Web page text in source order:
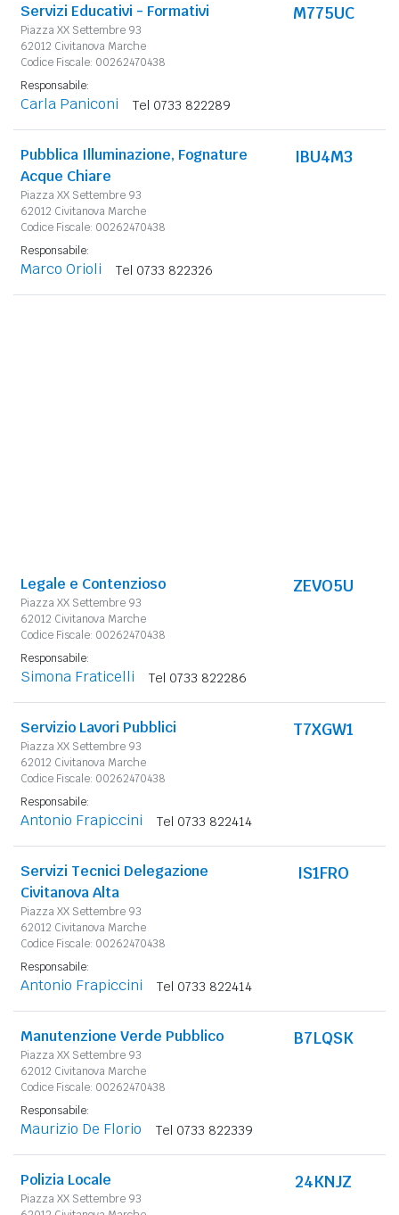
Servizi Educativi - Formativi
Piazza XX Settembre 93
62012 Civitanova Marche
Codice Fiscale: 00262470438
M775UC
Responsabile:
Carla Paniconi Tel 0733 822289
Pubblica Illuminazione, Fognature
Acque Chiare
Piazza XX Settembre 93
62012 Civitanova Marche
Codice Fiscale: 00262470438
IBU4M3
Responsabile:
Marco Orioli Tel 0733 822326
Legale e Contenzioso
Piazza XX Settembre 93
62012 Civitanova Marche
Codice Fiscale: 00262470438
ZEVO5U
Responsabile:
Simona Fraticelli Tel 0733 822286
Servizio Lavori Pubblici
Piazza XX Settembre 93
62012 Civitanova Marche
Codice Fiscale: 00262470438
T7XGW1
Responsabile:
Antonio Frapiccini Tel 0733 822414
Servizi Tecnici Delegazione
Civitanova Alta
Piazza XX Settembre 93
62012 Civitanova Marche
Codice Fiscale: 00262470438
IS1FRO
Responsabile:
Antonio Frapiccini Tel 0733 822414
Manutenzione Verde Pubblico
Piazza XX Settembre 93
62012 Civitanova Marche
Codice Fiscale: 00262470438
B7LQSK
Responsabile:
Maurizio De Florio Tel 0733 822339
Polizia Locale
Piazza XX Settembre 93
24KNJZ